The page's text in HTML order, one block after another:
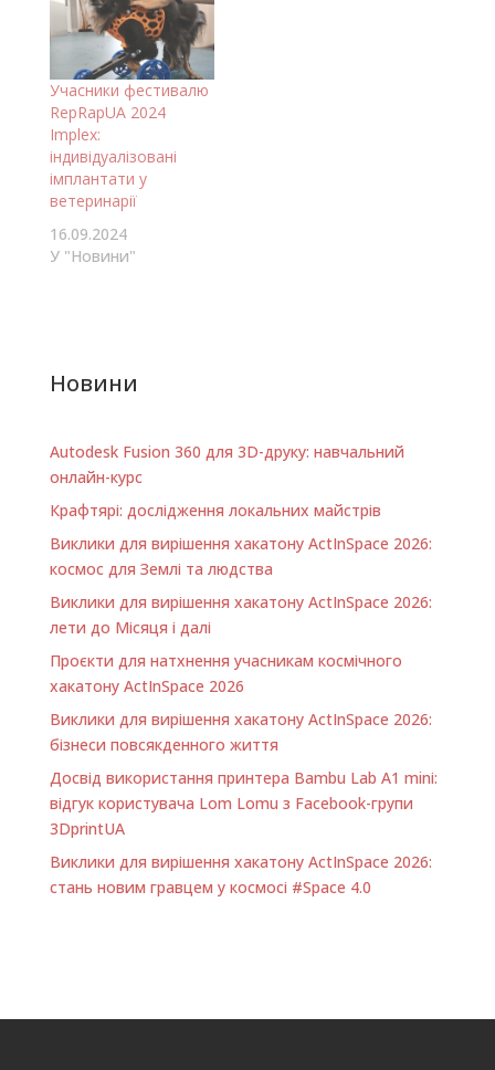
Учасники фестивалю
RepRapUA 2024
Implex:
індивідуалізовані
імплантати у
ветеринарії
16.09.2024
У "Новини"
Новини
Autodesk Fusion 360 для 3D-друку: навчальний
онлайн-курс
Крафтярі: дослідження локальних майстрів
Виклики для вирішення хакатону ActInSpace 2026:
космос для Землі та людства
Виклики для вирішення хакатону ActInSpace 2026:
лети до Місяця і далі
Проєкти для натхнення учасникам космічного
хакатону ActInSpace 2026
Виклики для вирішення хакатону ActInSpace 2026:
бізнеси повсякденного життя
Досвід використання принтера Bambu Lab A1 minі:
відгук користувача Lom Lomu з Facebook-групи
3DprintUA
Виклики для вирішення хакатону ActInSpace 2026:
стань новим гравцем у космосі #Space 4.0